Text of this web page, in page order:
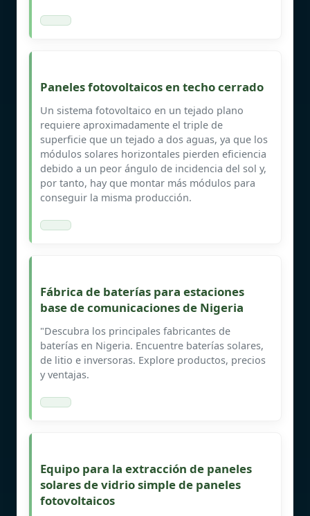
Paneles fotovoltaicos en techo cerrado
Un sistema fotovoltaico en un tejado plano
requiere aproximadamente el triple de
superficie que un tejado a dos aguas, ya que los
módulos solares horizontales pierden eficiencia
debido a un peor ángulo de incidencia del sol y,
por tanto, hay que montar más módulos para
conseguir la misma producción.
Fábrica de baterías para estaciones
base de comunicaciones de Nigeria
"Descubra los principales fabricantes de
baterías en Nigeria. Encuentre baterías solares,
de litio e inversoras. Explore productos, precios
y ventajas.
Equipo para la extracción de paneles
solares de vidrio simple de paneles
fotovoltaicos